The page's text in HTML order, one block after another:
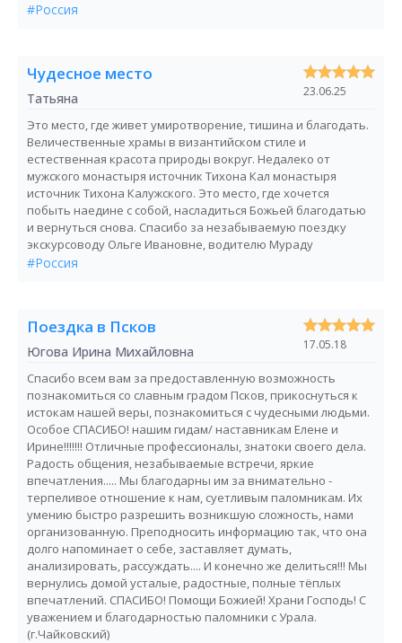
#Россия
Чудесное место
Татьяна 23.06.25
Это место, где живет умиротворение, тишина и благодать.
Величественные храмы в византийском стиле и
естественная красота природы вокруг. Недалеко от
мужского монастыря источник Тихона Кал монастыря
источник Тихона Калужского. Это место, где хочется
побыть наедине с собой, насладиться Божьей благодатью
и вернуться снова. Спасибо за незабываемую поездку
экскурсоводу Ольге Ивановне, водителю Мураду
#Россия
Поездка в Псков
Югова Ирина Михайловна 17.05.18
Спасибо всем вам за предоставленную возможность
познакомиться со славным градом Псков, прикоснуться к
истокам нашей веры, познакомиться с чудесными людьми.
Особое СПАСИБО! нашим гидам/ наставникам Елене и
Ирине!!!!!!! Отличные профессионалы, знатоки своего дела.
Радость общения, незабываемые встречи, яркие
впечатления..... Мы благодарны им за внимательно -
терпеливое отношение к нам, суетливым паломникам. Их
умению быстро разрешить возникшую сложность, нами
организованную. Преподносить информацию так, что она
долго напоминает о себе, заставляет думать,
анализировать, рассуждать.... И конечно же делиться!!! Мы
вернулись домой усталые, радостные, полные тёплых
впечатлений. СПАСИБО! Помощи Божией! Храни Господь! С
уважением и благодарностью паломники с Урала.
(г.Чайковский)